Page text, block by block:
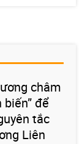
châm
biến” để
tắc
Liên